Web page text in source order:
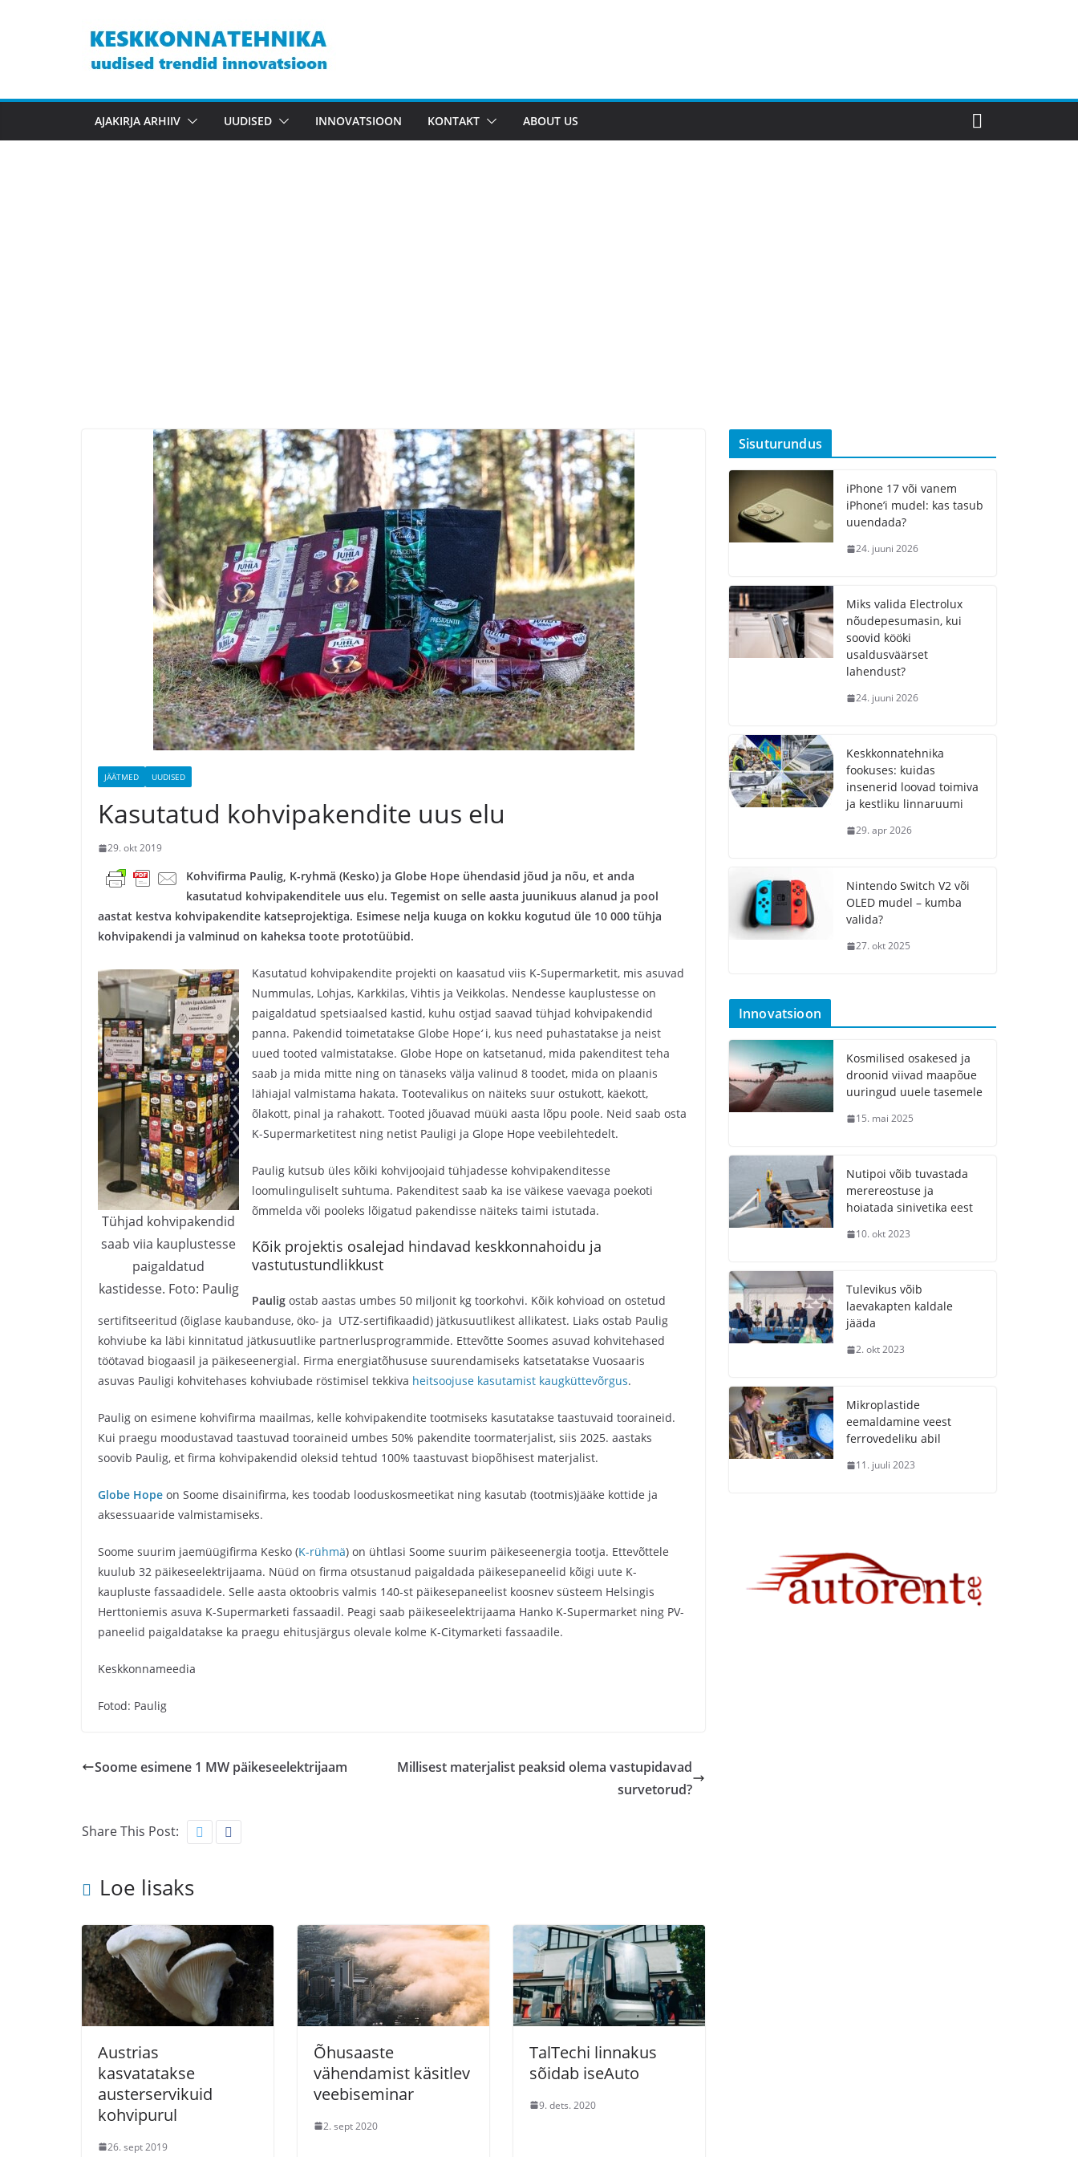
AJAKIRJA ARHIIV UUDISED INNOVATSIOON KONTAKT ABOUT US
JÄÄTMED UUDISED
Kasutatud kohvipakendite uus elu
29. okt 2019
Kohvifirma Paulig, K-ryhmä (Kesko) ja Globe Hope ühendasid jõud ja nõu, et anda
kasutatud kohvipakenditele uus elu. Tegemist on selle aasta juunikuus alanud ja pool
aastat kestva kohvipakendite katseprojektiga. Esimese nelja kuuga on kokku kogutud üle 10 000 tühja
kohvipakendi ja valminud on kaheksa toote prototüübid.
Tühjad kohvipakendid
saab viia kauplustesse
paigaldatud
kastidesse. Foto: Paulig
Kasutatud kohvipakendite projekti on kaasatud viis K-Supermarketit, mis asuvad
Nummulas, Lohjas, Karkkilas, Vihtis ja Veikkolas. Nendesse kauplustesse on
paigaldatud spetsiaalsed kastid, kuhu ostjad saavad tühjad kohvipakendid
panna. Pakendid toimetatakse Globe Hope‘i, kus need puhastatakse ja neist
uued tooted valmistatakse. Globe Hope on katsetanud, mida pakenditest teha
saab ja mida mitte ning on tänaseks välja valinud 8 toodet, mida on plaanis
lähiajal valmistama hakata. Tootevalikus on näiteks suur ostukott, käekott,
õlakott, pinal ja rahakott. Tooted jõuavad müüki aasta lõpu poole. Neid saab osta
K-Supermarketitest ning netist Pauligi ja Glope Hope veebilehtedelt.
Paulig kutsub üles kõiki kohvijoojaid tühjadesse kohvipakenditesse
loomulinguliselt suhtuma. Pakenditest saab ka ise väikese vaevaga poekoti
õmmelda või pooleks lõigatud pakendisse näiteks taimi istutada.
Kõik projektis osalejad hindavad keskkonnahoidu ja
vastutustundlikkust
Paulig ostab aastas umbes 50 miljonit kg toorkohvi. Kõik kohvioad on ostetud
sertifitseeritud (õiglase kaubanduse, öko- ja UTZ-sertifikaadid) jätkusuutlikest allikatest. Liaks ostab Paulig
kohviube ka läbi kinnitatud jätkusuutlike partnerlusprogrammide. Ettevõtte Soomes asuvad kohvitehased
töötavad biogaasil ja päikeseenergial. Firma energiatõhususe suurendamiseks katsetatakse Vuosaaris
asuvas Pauligi kohvitehases kohviubade röstimisel tekkiva heitsoojuse kasutamist kaugküttevõrgus.
Paulig on esimene kohvifirma maailmas, kelle kohvipakendite tootmiseks kasutatakse taastuvaid tooraineid.
Kui praegu moodustavad taastuvad tooraineid umbes 50% pakendite toormaterjalist, siis 2025. aastaks
soovib Paulig, et firma kohvipakendid oleksid tehtud 100% taastuvast biopõhisest materjalist.
Globe Hope on Soome disainifirma, kes toodab looduskosmeetikat ning kasutab (tootmis)jääke kottide ja
aksessuaaride valmistamiseks.
Soome suurim jaemüügifirma Kesko (K-rühmä) on ühtlasi Soome suurim päikeseenergia tootja. Ettevõttele
kuulub 32 päikeseelektrijaama. Nüüd on firma otsustanud paigaldada päikesepaneelid kõigi uute K-
kaupluste fassaadidele. Selle aasta oktoobris valmis 140-st päikesepaneelist koosnev süsteem Helsingis
Herttoniemis asuva K-Supermarketi fassaadil. Peagi saab päikeseelektrijaama Hanko K-Supermarket ning PV-
paneelid paigaldatakse ka praegu ehitusjärgus olevale kolme K-Citymarketi fassaadile.
Keskkonnameedia
Fotod: Paulig
Soome esimene 1 MW päikeseelektrijaam
Millisest materjalist peaksid olema vastupidavad
survetorud?
Share This Post:
Loe lisaks
Austrias
kasvatatakse
austerservikuid
kohvipurul
26. sept 2019
Õhusaaste
vähendamist käsitlev
veebiseminar
2. sept 2020
TalTechi linnakus
sõidab iseAuto
9. dets. 2020
Sisuturundus
iPhone 17 või vanem
iPhone’i mudel: kas tasub
uuendada?
24. juuni 2026
Miks valida Electrolux
nõudepesumasin, kui
soovid kööki
usaldusväärset
lahendust?
24. juuni 2026
Keskkonnatehnika
fookuses: kuidas
insenerid loovad toimiva
ja kestliku linnaruumi
29. apr 2026
Nintendo Switch V2 või
OLED mudel – kumba
valida?
27. okt 2025
Innovatsioon
Kosmilised osakesed ja
droonid viivad maapõue
uuringud uuele tasemele
15. mai 2025
Nutipoi võib tuvastada
merereostuse ja
hoiatada sinivetika eest
10. okt 2023
Tulevikus võib
laevakapten kaldale
jääda
2. okt 2023
Mikroplastide
eemaldamine veest
ferrovedeliku abil
11. juuli 2023